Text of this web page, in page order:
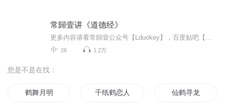
常歸壹讲《道德经》
26 1.2万
您是不是在找：
鹤舞月明 千纸鹤恋人 仙鹤寻龙